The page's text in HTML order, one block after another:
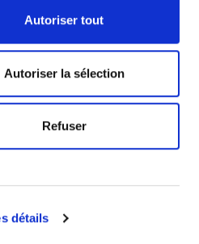
détails
Autoriser tout
Autoriser la sélection
Refuser